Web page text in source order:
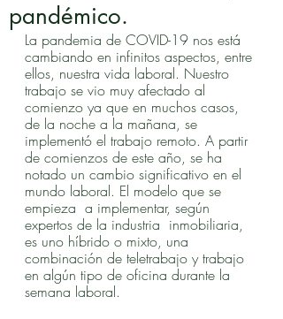
pandémico.
La pandemia de COVID-19 nos está
cambiando en infinitos aspectos, entre
ellos, nuestra vida laboral. Nuestro
trabajo se vio muy afectado al
comienzo ya que en muchos casos,
de la noche a la mañana, se
implementó el trabajo remoto. A partir
de comienzos de este año, se ha
notado un cambio significativo en el
mundo laboral. El modelo que se
empieza  a implementar, según
expertos de la industria  inmobiliaria,
es uno híbrido o mixto, una
combinación de teletrabajo y trabajo
en algún tipo de oficina durante la
semana laboral.